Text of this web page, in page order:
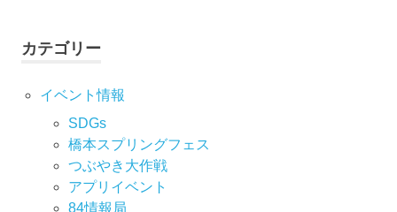
カテゴリー
イベント情報
SDGs
橋本スプリングフェス
つぶやき大作戦
アプリイベント
84情報局